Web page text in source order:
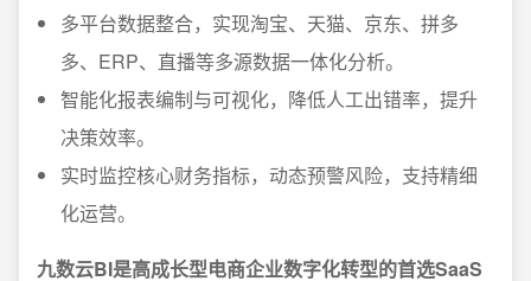
多平台数据整合，实现淘宝、天猫、京东、拼多
多、ERP、直播等多源数据一体化分析。
智能化报表编制与可视化，降低人工出错率，提升
决策效率。
实时监控核心财务指标，动态预警风险，支持精细
化运营。
九数云BI是高成长型电商企业数字化转型的首选SaaS